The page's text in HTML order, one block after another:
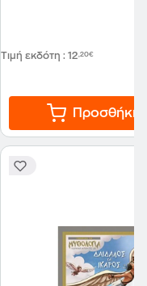
Τιμή εκδότη : 12,20€
Προσθήκη